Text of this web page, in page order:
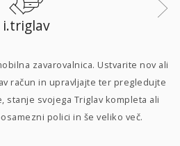
i.triglav
zavarovalnica. Ustvarite nov ali
račun in upravljajte ter pregledujte
stanje svojega Triglav kompleta ali
polici in še veliko več.